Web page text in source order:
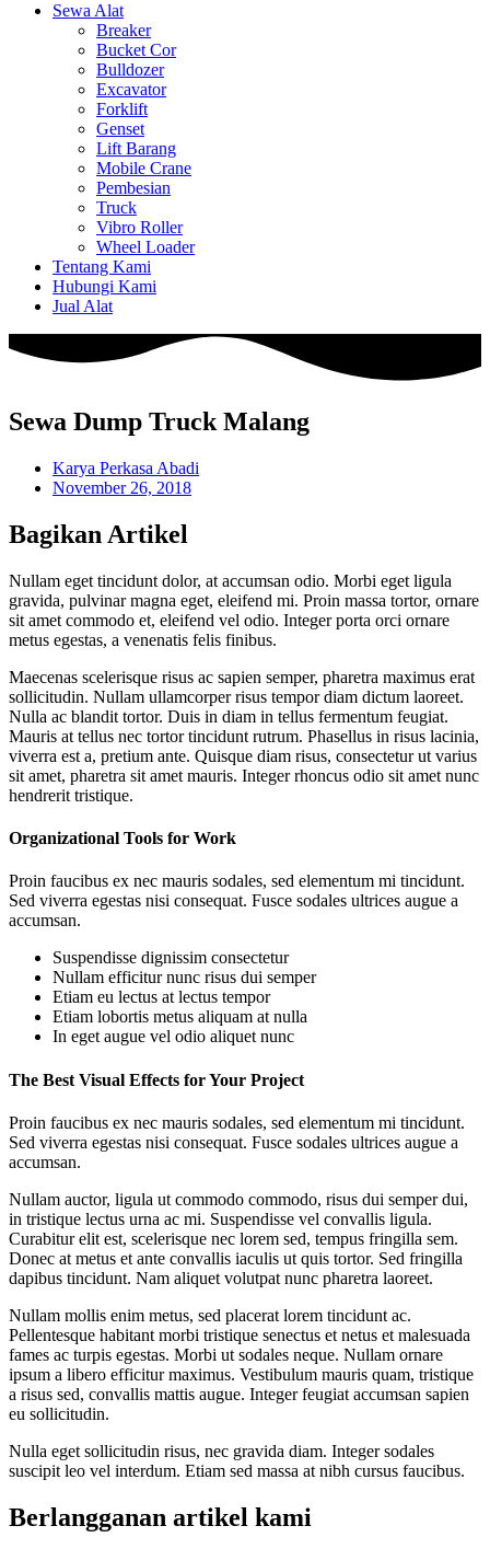
Sewa Alat
Breaker
Bucket Cor
Bulldozer
Excavator
Forklift
Genset
Lift Barang
Mobile Crane
Pembesian
Truck
Vibro Roller
Wheel Loader
Tentang Kami
Hubungi Kami
Jual Alat
Sewa Dump Truck Malang
Karya Perkasa Abadi
November 26, 2018
Bagikan Artikel
Nullam eget tincidunt dolor, at accumsan odio. Morbi eget ligula
gravida, pulvinar magna eget, eleifend mi. Proin massa tortor, ornare
sit amet commodo et, eleifend vel odio. Integer porta orci ornare
metus egestas, a venenatis felis finibus.
Maecenas scelerisque risus ac sapien semper, pharetra maximus erat
sollicitudin. Nullam ullamcorper risus tempor diam dictum laoreet.
Nulla ac blandit tortor. Duis in diam in tellus fermentum feugiat.
Mauris at tellus nec tortor tincidunt rutrum. Phasellus in risus lacinia,
viverra est a, pretium ante. Quisque diam risus, consectetur ut varius
sit amet, pharetra sit amet mauris. Integer rhoncus odio sit amet nunc
hendrerit tristique.
Organizational Tools for Work
Proin faucibus ex nec mauris sodales, sed elementum mi tincidunt.
Sed viverra egestas nisi consequat. Fusce sodales ultrices augue a
accumsan.
Suspendisse dignissim consectetur
Nullam efficitur nunc risus dui semper
Etiam eu lectus at lectus tempor
Etiam lobortis metus aliquam at nulla
In eget augue vel odio aliquet nunc
The Best Visual Effects for Your Project
Proin faucibus ex nec mauris sodales, sed elementum mi tincidunt.
Sed viverra egestas nisi consequat. Fusce sodales ultrices augue a
accumsan.
Nullam auctor, ligula ut commodo commodo, risus dui semper dui,
in tristique lectus urna ac mi. Suspendisse vel convallis ligula.
Curabitur elit est, scelerisque nec lorem sed, tempus fringilla sem.
Donec at metus et ante convallis iaculis ut quis tortor. Sed fringilla
dapibus tincidunt. Nam aliquet volutpat nunc pharetra laoreet.
Nullam mollis enim metus, sed placerat lorem tincidunt ac.
Pellentesque habitant morbi tristique senectus et netus et malesuada
fames ac turpis egestas. Morbi ut sodales neque. Nullam ornare
ipsum a libero efficitur maximus. Vestibulum mauris quam, tristique
a risus sed, convallis mattis augue. Integer feugiat accumsan sapien
eu sollicitudin.
Nulla eget sollicitudin risus, nec gravida diam. Integer sodales
suscipit leo vel interdum. Etiam sed massa at nibh cursus faucibus.
Berlangganan artikel kami